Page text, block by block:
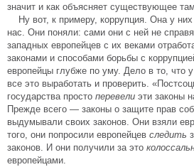
значит и как объясняет существующее
Ну вот, к примеру, коррупция. Она у
нас. Они поняли: сами они с ней не
западных европейцев с их веками
законами и способами борьбы с
европейцы глубже по уму. Дело в то, что
все это выработать и проверить.
государства просто перевели эти законы
Прежде всего — законы о защите прав
выдумывали своих законов. Они взяли
того, они попросили европейцев следить
законов. И они получили за это
европейцами.